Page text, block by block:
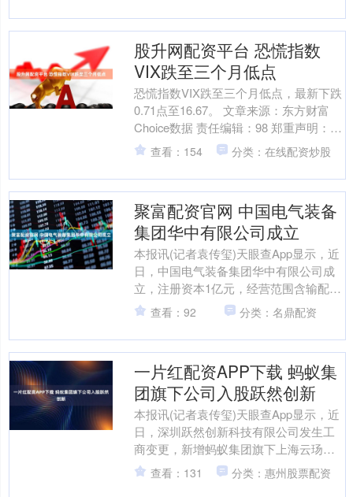
股升网配资平台 恐慌指数
VIX跌至三个月低点
恐慌指数VIX跌至三个月低点，最新下跌
0.71点至16.67。 文章来源：东方财富
Choice数据 责任编辑：98 郑重声明：东
方财富发布此内容旨在传播更多信息....
查看：154 分类：在线配资炒股
聚富配资官网 中国电气装备
集团华中有限公司成立
本报讯(记者袁传玺)天眼查App显示，近
日，中国电气装备集团华中有限公司成
立，注册资本1亿元，经营范围含输配电
及控制设备制造、智能输配电及控制设
备销售、电力设施....
查看：92 分类：名鼎配资
一片红配资APP下载 蚂蚁集
团旗下公司入股跃然创新
本报讯(记者袁传玺)天眼查App显示，近
日，深圳跃然创新科技有限公司发生工
商变更，新增蚂蚁集团旗下上海云玚企
业管理咨询有限公司为股东，同时，注
册资本由约307.....
查看：131 分类：惠州股票配资